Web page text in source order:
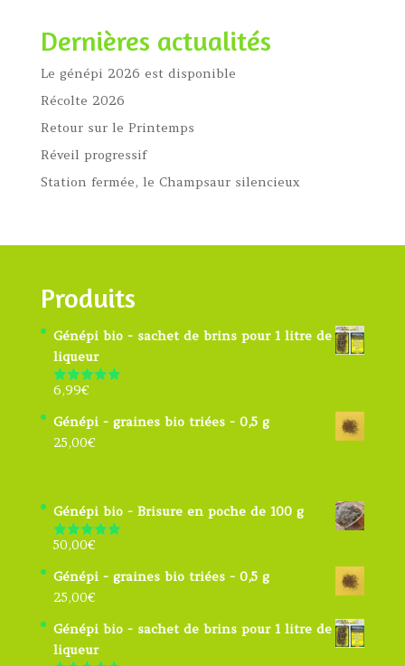
Dernières actualités
Le génépi 2026 est disponible
Récolte 2026
Retour sur le Printemps
Réveil progressif
Station fermée, le Champsaur silencieux
Produits
Génépi bio - sachet de brins pour 1 litre de
liqueur
Note4.91
6,99€
Génépi - graines bio triées - 0,5 g
25,00€
Génépi bio - Brisure en poche de 100 g
Note5.00
50,00€
Génépi - graines bio triées - 0,5 g
25,00€
Génépi bio - sachet de brins pour 1 litre de
liqueur